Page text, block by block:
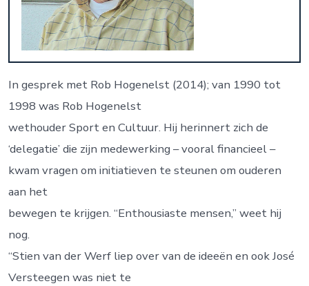
In gesprek met Rob Hogenelst (2014); van 1990 tot
1998 was Rob Hogenelst
wethouder Sport en Cultuur. Hij herinnert zich de
‘delegatie’ die zijn medewerking – vooral financieel –
kwam vragen om initiatieven te steunen om ouderen
aan het
bewegen te krijgen. “Enthousiaste mensen,” weet hij
nog.
“Stien van der Werf liep over van de ideeën en ook José
Versteegen was niet te